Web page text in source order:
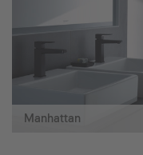
Manhattan